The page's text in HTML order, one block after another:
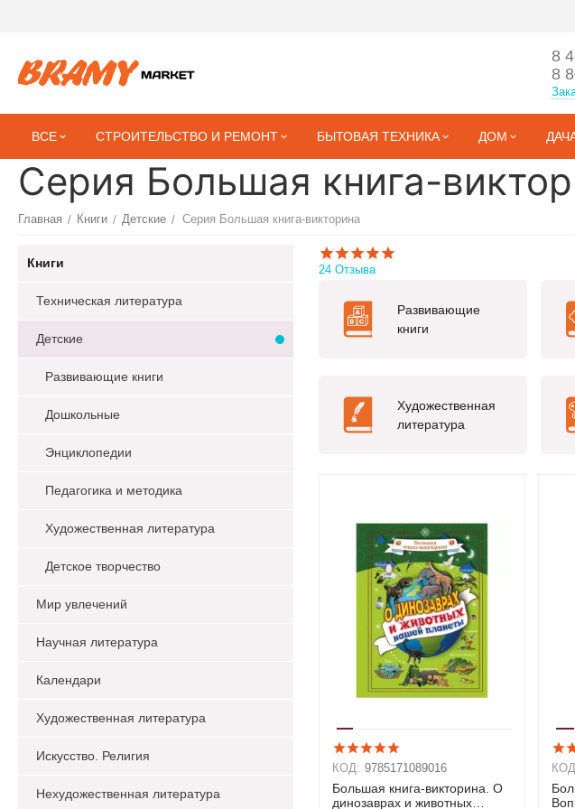
8
8
ВСЕ СТРОИТЕЛЬСТВО И РЕМОНТ БЫТОВАЯ ТЕХНИКА ДОМ
Серия Большая книга-
Главная / Книги / Детские / Серия Большая книга-викторина
Книги
Техническая литература
Детские
Развивающие книги
Дошкольные
Энциклопедии
Педагогика и методика
Художественная литература
Детское творчество
Мир увлечений
Научная литература
Календари
Художественная литература
Искусство. Религия
Нехудожественная литература
24 Отзыва
Развивающие
книги
Художественная
литература
КОД: 9785171089016
Большая книга-викторина. О
динозаврах и животных